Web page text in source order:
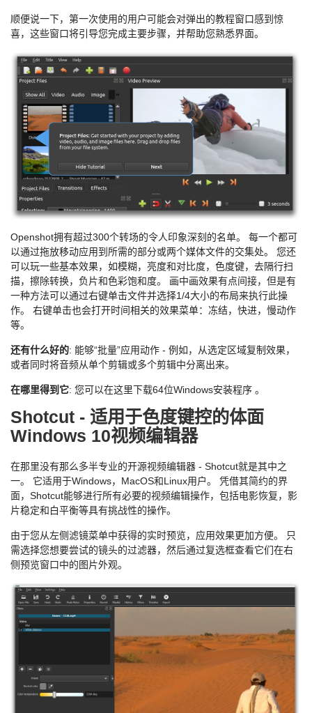
顺便说一下，第一次使用的用户可能会对弹出的教程窗口感到惊
喜，这些窗口将引导您完成主要步骤，并帮助您熟悉界面。
Openshot拥有超过300个转场的令人印象深刻的名单。 每一个都可
以通过拖放移动应用到所需的部分或两个媒体文件的交集处。 您还
可以玩一些基本效果，如模糊，亮度和对比度，色度键，去隔行扫
描，擦除转换，负片和色彩饱和度。 画中画效果有点间接，但是有
一种方法可以通过右键单击文件并选择1/4大小的布局来执行此操
作。 右键单击也会打开时间相关的效果菜单：冻结，快进，慢动作
等。
还有什么好的: 能够“批量”应用动作 - 例如，从选定区域复制效果，
或者同时将音频从单个剪辑或多个剪辑中分离出来。
在哪里得到它: 您可以在这里下载64位Windows安装程序 。
Shotcut - 适用于色度键控的体面
Windows 10视频编辑器
在那里没有那么多半专业的开源视频编辑器 - Shotcut就是其中之
一。 它适用于Windows，MacOS和Linux用户。 凭借其简约的界
面，Shotcut能够进行所有必要的视频编辑操作，包括电影恢复，影
片稳定和白平衡等具有挑战性的操作。
由于您从左侧滤镜菜单中获得的实时预览，应用效果更加方便。 只
需选择您想要尝试的镜头的过滤器，然后通过复选框查看它们在右
侧预览窗口中的图片外观。